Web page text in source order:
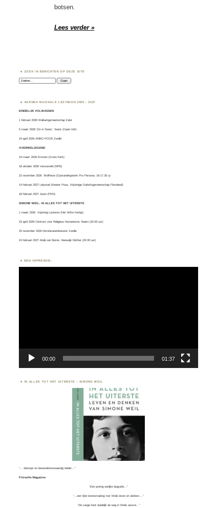
botsen.
Lees verder »
ZOEK IN BERICHTEN OP DEZE SITE
Zoeken:
AGENDA MUZIKALE LEZINGEN 2026 – 2027
EINDELIJK VOLWASSEN
1 februari 2026 Walkartgemeenschap Zeist
5 maart 2026 ‘Zin in Soest’, Soest (Open Hof)
24 april 2026 ANBO-PCOB Zwolle
OVERWELDIGEND
24 maart 2026 Emmen (Grote Kerk)
18 oktober 2026 Varsseveld (NPB)
22 november 2026 Wolfheze (Opstandingskerk Pro Persona, 16-17.30 u)
14 februari 2027 Lelystad (theater Posa, Vrijzinnige Geloofsgemeenschap Flevoland)
18 februari 2027 Joure (PKN)
SIMONE WEIL: IN ALLES TOT HET UITERSTE
1 maart 2026Vrijzinnig Lunteren (Het Witte Kerkje).
23 april 2026 Centrum voor Religieus Humanisme, Baarn (20.00 uur)
25 november 2026 Dominicanenklooster Zwolle
24 februari 2027 Abdij van Berne, Heeswijk Dinther (20.00 uur)
EEN IMPRESSIE:
Videospeler
00:00 01:37
IN ALLES TOT HET UITERSTE – SIMONE WEIL
“… beknopt en bewonderenswaardig helder…”
Filosofie Magazine
“Een prettig eerlijke biografie…”
“…een fijne kennismaking met Weils leven en denken….”
“De Lange kent duidelijk de weg in Weils oeuvre…”